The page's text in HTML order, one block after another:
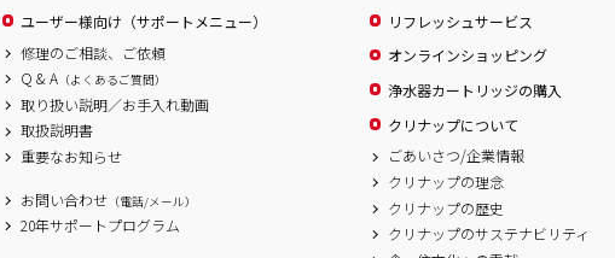
ユーザー様向け（サポートメニュー）
修理のご相談、ご依頼
Q & A （よくあるご質問）
取り扱い説明／お手入れ動画
取扱説明書
重要なお知らせ
お問い合わせ （電話/メール）
20年サポートプログラム
リフレッシュサービス
オンラインショッピング
浄水器カートリッジの購入
クリナップについて
ごあいさつ/企業情報
クリナップの理念
クリナップの歴史
クリナップのサステナビリティ